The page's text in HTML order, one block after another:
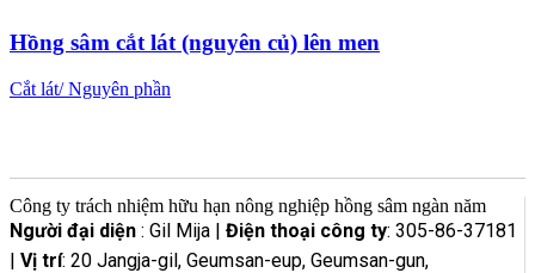
Hồng sâm cắt lát (nguyên củ) lên men
Cắt lát/ Nguyên phần
Công ty trách nhiệm hữu hạn nông nghiệp hồng sâm ngàn năm
Người đại diện : Gil Mija | Điện thoại công ty: 305-86-37181
| Vị trí: 20 Jangja-gil, Geumsan-eup, Geumsan-gun,